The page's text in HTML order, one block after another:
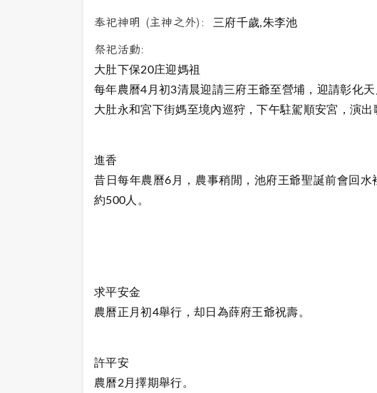
奉祀神明 (主神之外): 三府千歲,朱李池
祭祀活動:
大肚下保20庄迎媽祖
每年農曆4月初3清晨迎請三府王爺至營埔，迎請彰化
大肚永和宮下街媽至境內巡狩，下午駐駕順安宮，演出
進香
昔日每年農曆6月，農事稍閒，池府王爺聖誕前會回
約500人。
求平安金
農曆正月初4舉行，却日為薛府王爺祝壽。
許平安
農曆2月擇期舉行。